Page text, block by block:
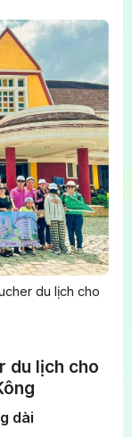
du lịch cho
du lịch cho
dài